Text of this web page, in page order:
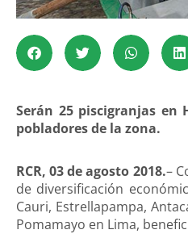
Serán 25 piscigranjas
pobladores de la zona.
RCR, 03 de agosto 2018.–
de diversificación
Cauri, Estrellapampa,
Pomamayo en Lima,